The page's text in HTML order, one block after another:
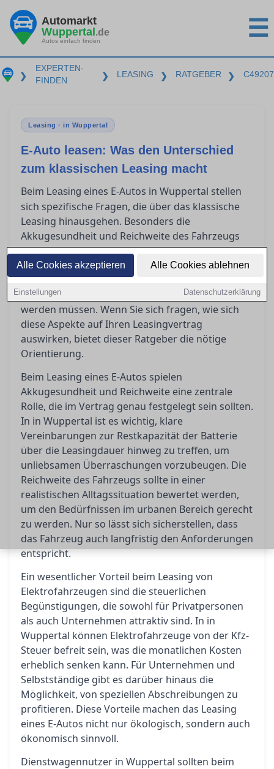
Alle Cookies akzeptieren Alle Cookies ablehnen
Einstellungen Datenschutzerklärung
Automarkt
Wuppertal.de
Autos einfach finden ☰
❯
EXPERTEN-
FINDEN
❯ LEASING ❯ RATGEBER ❯ C49207
Leasing · in Wuppertal
E-Auto leasen: Was den Unterschied
zum klassischen Leasing macht
Beim Leasing eines E-Autos in Wuppertal stellen
sich spezifische Fragen, die über das klassische
Leasing hinausgehen. Besonders die
Akkugesundheit und Reichweite des Fahrzeugs
sollten im Vertrag klar geregelt sein. Zudem
bieten steuerliche Vorteile und besondere
Regelungen für Dienstwagennutzer
entscheidende Anreize, die gut verstanden
werden müssen. Wenn Sie sich fragen, wie sich
diese Aspekte auf Ihren Leasingvertrag
auswirken, bietet dieser Ratgeber die nötige
Orientierung.
Beim Leasing eines E-Autos spielen
Akkugesundheit und Reichweite eine zentrale
Rolle, die im Vertrag genau festgelegt sein sollten.
In in Wuppertal ist es wichtig, klare
Vereinbarungen zur Restkapazität der Batterie
über die Leasingdauer hinweg zu treffen, um
unliebsamen Überraschungen vorzubeugen. Die
Reichweite des Fahrzeugs sollte in einer
realistischen Alltagssituation bewertet werden,
um den Bedürfnissen im urbanen Bereich gerecht
zu werden. Nur so lässt sich sicherstellen, dass
das Fahrzeug auch langfristig den Anforderungen
entspricht.
Ein wesentlicher Vorteil beim Leasing von
Elektrofahrzeugen sind die steuerlichen
Begünstigungen, die sowohl für Privatpersonen
als auch Unternehmen attraktiv sind. In in
Wuppertal können Elektrofahrzeuge von der Kfz-
Steuer befreit sein, was die monatlichen Kosten
erheblich senken kann. Für Unternehmen und
Selbstständige gibt es darüber hinaus die
Möglichkeit, von speziellen Abschreibungen zu
profitieren. Diese Vorteile machen das Leasing
eines E-Autos nicht nur ökologisch, sondern auch
ökonomisch sinnvoll.
Dienstwagennutzer in Wuppertal sollten beim